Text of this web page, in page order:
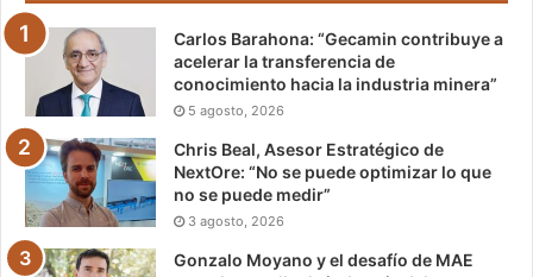
Carlos Barahona: “Gecamin contribuye a
acelerar la transferencia de
conocimiento hacia la industria minera”
5 agosto, 2026
Chris Beal, Asesor Estratégico de
NextOre: “No se puede optimizar lo que
no se puede medir”
3 agosto, 2026
Gonzalo Moyano y el desafío de MAE